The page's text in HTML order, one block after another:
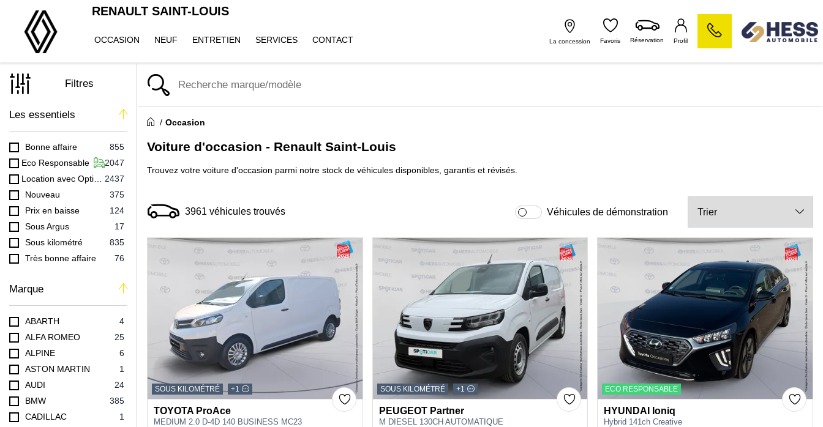
RENAULT SAINT-LOUIS
OCCASION NEUF ENTRETIEN SERVICES CONTACT La concession Favoris Réservation Profil
Filtres
Les essentiels
Bonne affaire
855
Eco Responsable
2047
2437
Nouveau
375
Prix en baisse
124
Sous Argus
17
Sous kilométré
835
Très bonne affaire
76
Marque
ABARTH
4
ALFA ROMEO
25
ALPINE
6
ASTON MARTIN
1
AUDI
24
BMW
385
CADILLAC
1
Occasion
Voiture d'occasion - Renault Saint-Louis
Trouvez votre voiture d'occasion parmi notre stock de véhicules disponibles, garantis et révisés.
3961 véhicules trouvés Véhicules de démonstration
SOUS KILOMÉTRÉ +1
TOYOTA ProAce
MEDIUM 2.0 D-4D 140 BUSINESS MC23
SOUS KILOMÉTRÉ +1
PEUGEOT Partner
M DIESEL 130CH AUTOMATIQUE
ECO RESPONSABLE
HYUNDAI Ioniq
Hybrid 141ch Creative